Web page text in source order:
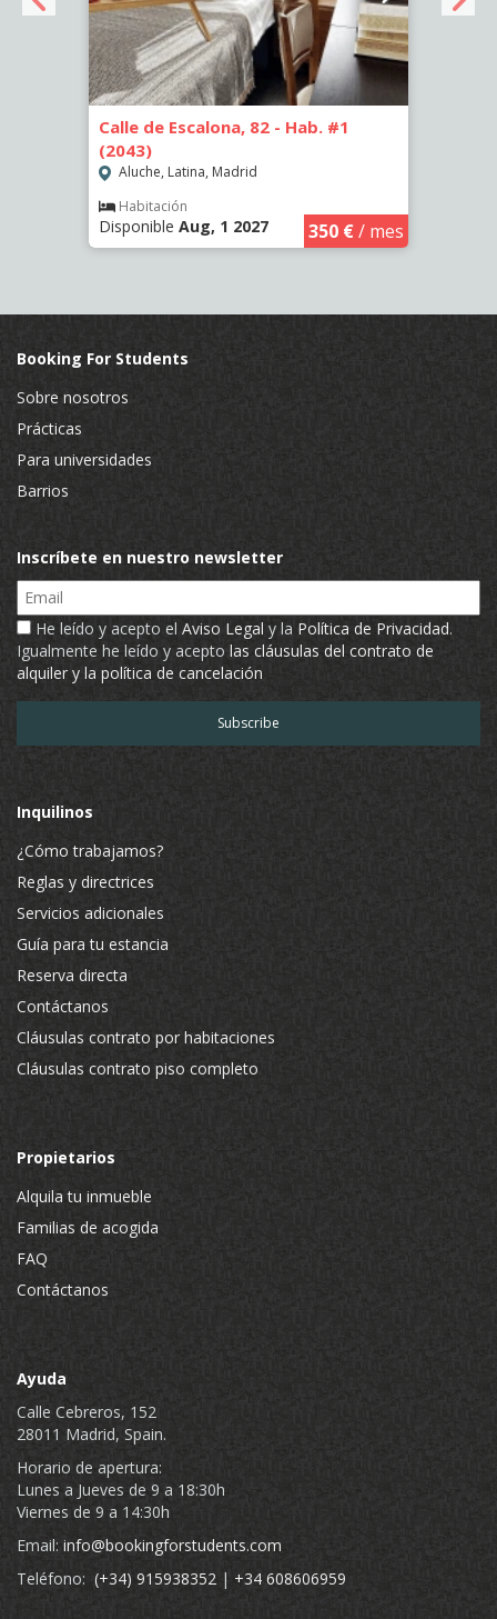
Calle de Escalona, 82 - Hab. #1
(2043)
Aluche, Latina, Madrid
Habitación
Disponible Aug, 1 2027 350 €/ mes
Booking For Students
Sobre nosotros
Prácticas
Para universidades
Barrios
Inscríbete en nuestro newsletter
Email
He leído y acepto el Aviso Legal y la Política de Privacidad.
Igualmente he leído y acepto las cláusulas del contrato de
alquiler y la política de cancelación
Inquilinos
¿Cómo trabajamos?
Reglas y directrices
Servicios adicionales
Guía para tu estancia
Reserva directa
Contáctanos
Cláusulas contrato por habitaciones
Cláusulas contrato piso completo
Propietarios
Alquila tu inmueble
Familias de acogida
FAQ
Contáctanos
Ayuda
Calle Cebreros, 152
28011 Madrid, Spain.
Horario de apertura:
Lunes a Jueves de 9 a 18:30h
Viernes de 9 a 14:30h
Email: info@bookingforstudents.com
Teléfono: (+34) 915938352 | +34 608606959